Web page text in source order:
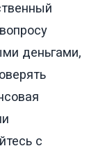
деньгами,
с